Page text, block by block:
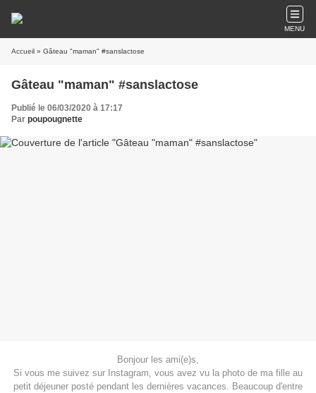
MENU
Accueil » Gâteau "maman" #sanslactose
Gâteau "maman" #sanslactose
Publié le 06/03/2020 à 17:17
Par poupougnette
Bonjour les ami(e)s,
Si vous me suivez sur Instagram, vous avez vu la photo de ma fille au
petit déjeuner posté pendant les dernières vacances. Beaucoup d'entre